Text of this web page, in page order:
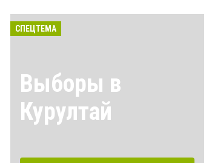
СПЕЦТЕМА
Выборы в
Курултай